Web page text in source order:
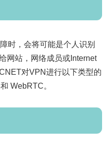
时，会将可能是个人识别
网站，网络成员或Internet
对VPN进行以下类型的
WebRTC。